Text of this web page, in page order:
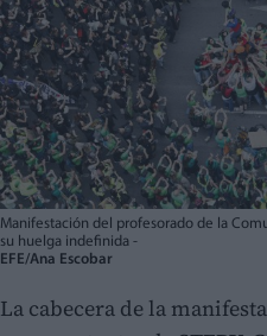
Manifestación del profesorado de la
su huelga indefinida -
EFE/Ana Escobar
La cabecera de la